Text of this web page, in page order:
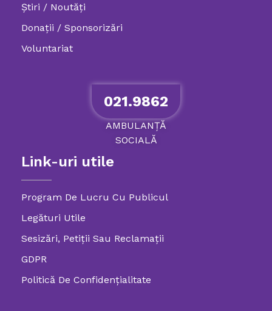
Știri / Noutăți
Donații / Sponsorizări
Voluntariat
021.9862
AMBULANȚĂ
SOCIALĂ
Link-uri utile
Program De Lucru Cu Publicul
Legături Utile
Sesizări, Petiţii Sau Reclamații
GDPR
Politică De Confidenţialitate